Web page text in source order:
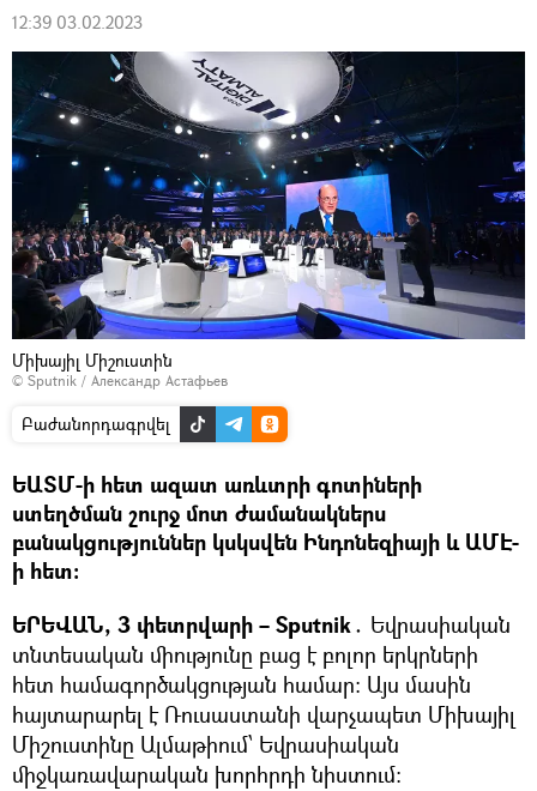
12:39 03.02.2023
Միխայիլ Միշուստին
© Sputnik / Александр Астафьев
Բաժանորդագրվել
ԵԱՏՄ-ի հետ ազատ առևտրի գոտիների
ստեղծման շուրջ մոտ ժամանակներս
բանակցություններ կսկսվեն Ինդոնեզիայի և ԱՄԷ-
ի հետ։
ԵՐԵՎԱՆ, 3 փետրվարի – Sputnik․ Եվրասիական
տնտեսական միությունը բաց է բոլոր երկրների
հետ համագործակցության համար։ Այս մասին
հայտարարել է Ռուսաստանի վարչապետ Միխայիլ
Միշուստինը Ալմաթիում՝ Եվրասիական
միջկառավարական խորհրդի նիստում։